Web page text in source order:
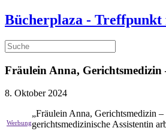
Bücherplaza -
Fräulein Anna,
8. Oktober 2024
„Fräulein Anna, Gerichtsmedizin
gerichtsmedizinische Assistentin